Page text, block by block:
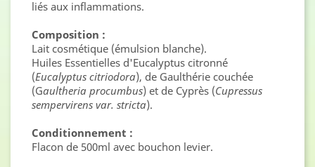
liés aux inflammations.
Composition :
Lait cosmétique (émulsion blanche).
Huiles Essentielles d'Eucalyptus citronné
(Eucalyptus citriodora), de Gaulthérie couchée
(Gaultheria procumbus) et de Cyprès (Cupressus
sempervirens var. stricta).
Conditionnement :
Flacon de 500ml avec bouchon levier.